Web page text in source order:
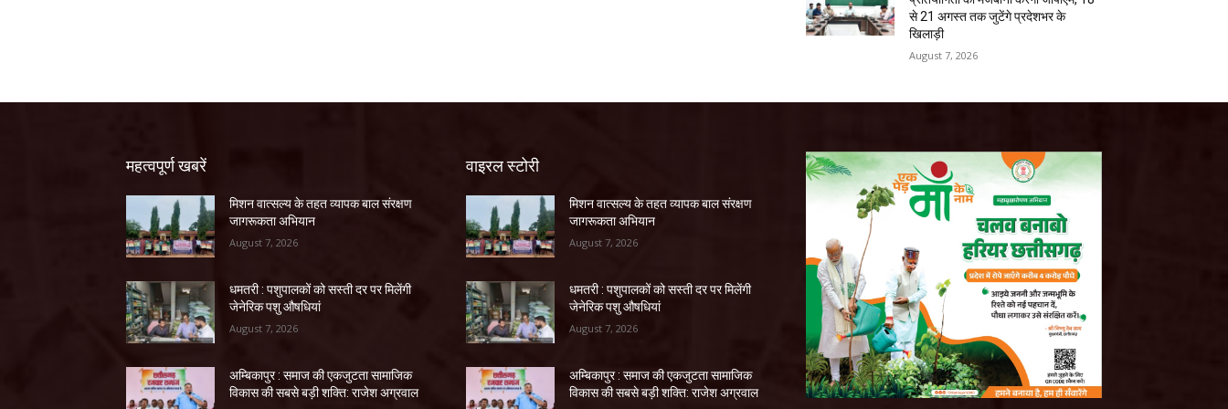
से 21 अगस्त तक जुटेंगे प्रदेशभर के
खिलाड़ी
August 7, 2026
महत्वपूर्ण खबरें
मिशन वात्सल्य के तहत व्यापक बाल संरक्षण
जागरूकता अभियान
August 7, 2026
धमतरी : पशुपालकों को सस्ती दर पर मिलेंगी
जेनेरिक पशु औषधियां
August 7, 2026
अम्बिकापुर : समाज की एकजुटता सामाजिक
विकास की सबसे बड़ी शक्ति: राजेश अग्रवाल
वाइरल स्टोरी
मिशन वात्सल्य के तहत व्यापक बाल संरक्षण
जागरूकता अभियान
August 7, 2026
धमतरी : पशुपालकों को सस्ती दर पर मिलेंगी
जेनेरिक पशु औषधियां
August 7, 2026
अम्बिकापुर : समाज की एकजुटता सामाजिक
विकास की सबसे बड़ी शक्ति: राजेश अग्रवाल